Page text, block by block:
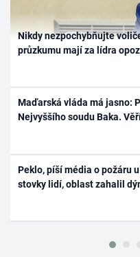
Nikdy nezpochybňujte
průzkumu mají za lídra
Maďarská vláda má jasno:
Nejvyššího soudu Baka.
Peklo, píší média o požáru
stovky lidí, oblast zahalil